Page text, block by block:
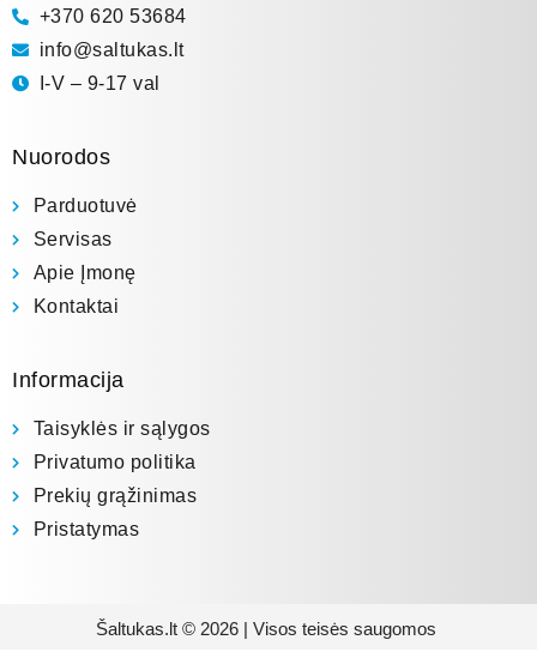
+370 620 53684
info@saltukas.lt
I-V – 9-17 val
Nuorodos
Parduotuvė
Servisas
Apie Įmonę
Kontaktai
Informacija
Taisyklės ir sąlygos
Privatumo politika
Prekių grąžinimas
Pristatymas
Šaltukas.lt © 2026 | Visos teisės saugomos